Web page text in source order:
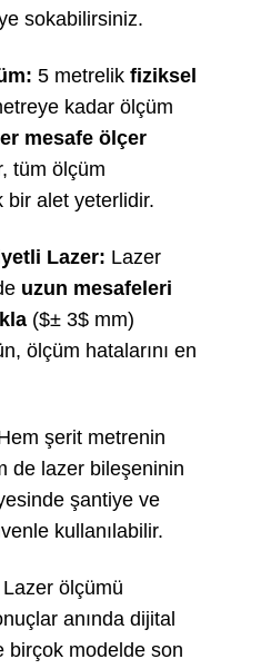
sokabilirsiniz.
5 metrelikfiziksel
kadar ölçüm
mesafe ölçer
tüm ölçüm
bir alet yeterlidir.
Lazer: Lazer
uzun mesafeleri
($± 3$ mm)
ölçüm hatalarını en
şerit metrenin
de lazer bileşeninin
şantiye ve
kullanılabilir.
Lazer ölçümü
anında dijital
birçok modelde son